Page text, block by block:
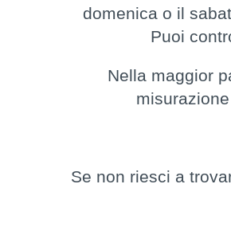
domenica o il
Puoi
Nella maggior
Se non riesci a